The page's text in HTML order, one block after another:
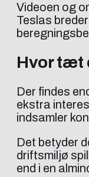
Videoen og
Teslas
Hvor tæt
Der findes
ekstra
indsamler
Det betyder
driftsmiljø
end i en